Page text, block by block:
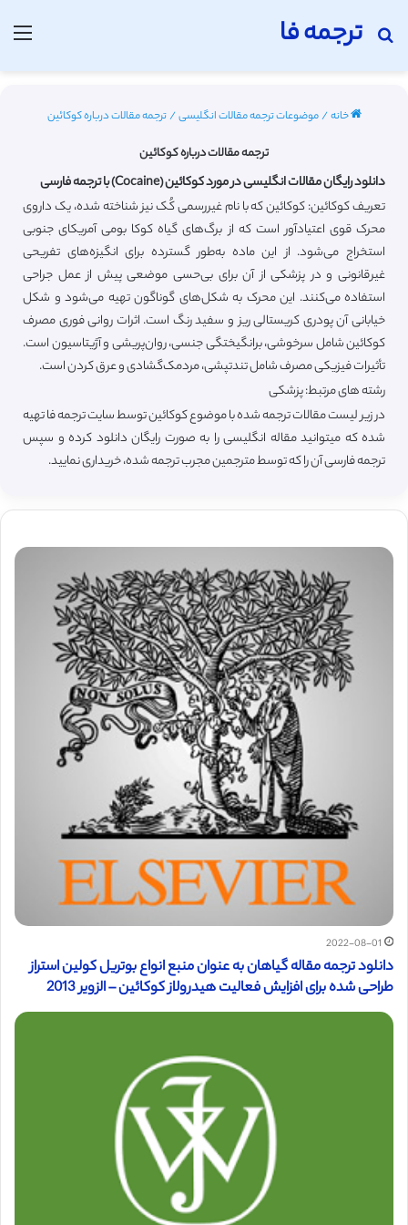
ترجمه فا
جستجو برای
خانه/موضوعات ترجمه مقالات انگلیسی/ترجمه مقالات درباره کوکائین
ترجمه مقالات درباره کوکائین
دانلود رایگان مقالات انگلیسی در مورد کوکائین (Cocaine) با ترجمه فارسی
تعریف کوکائین: کوکائین که با نام غیررسمی کُک نیز شناخته شده، یک داروی
محرک قوی اعتیادآور است که از برگ‌های گیاه کوکا بومی آمریکای جنوبی
استخراج می‌شود. از این ماده به‌طور گسترده برای انگیزه‌های تفریحی
غیرقانونی و در پزشکی از آن برای بی‌حسی موضعی پیش از عمل جراحی
استفاده می‌کنند. این محرک به شکل‌های گوناگون تهیه می‌شود و شکل
خیابانی آن پودری کریستالی ریز و سفید رنگ است. اثرات روانی فوری مصرف
کوکائین شامل سرخوشی، برانگیختگی جنسی، روان‌پریشی و آژیتاسیون است.
تأثیرات فیزیکی مصرف شامل تندتپشی، مردمک‌گشادی و عرق کردن است.
رشته های مرتبط: پزشکی
در زیر لیست مقالات ترجمه شده با موضوع کوکائین توسط سایت ترجمه فا تهیه
شده که میتوانید مقاله انگلیسی را به صورت رایگان دانلود کرده و سپس
ترجمه فارسی آن را که توسط مترجمین مجرب ترجمه شده، خریداری نمایید.
2022-08-01
دانلود ترجمه مقاله گیاهان به عنوان منبع انواع بوتریل کولین استراز
طراحی شده برای افزایش فعالیت هیدرولاز کوکائین – الزویر 2013